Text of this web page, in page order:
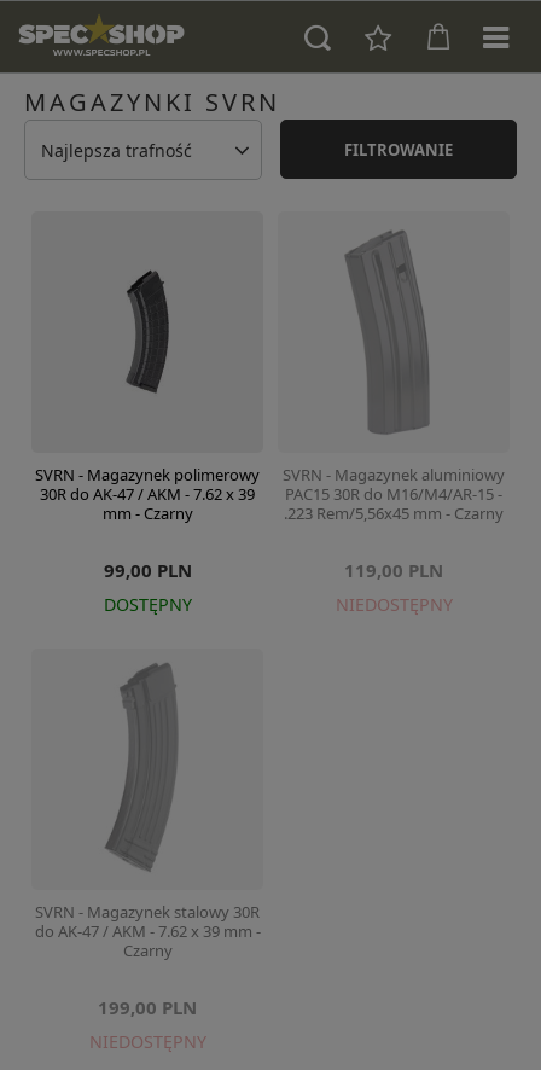
MAGAZYNKI SVRN
Najlepsza trafność FILTROWANIE
SVRN - Magazynek polimerowy
30R do AK-47 / AKM - 7.62 x 39
mm - Czarny
99,00 PLN
DOSTĘPNY
SVRN - Magazynek aluminiowy
PAC15 30R do M16/M4/AR-15 -
.223 Rem/5,56x45 mm - Czarny
119,00 PLN
NIEDOSTĘPNY
SVRN - Magazynek stalowy 30R
do AK-47 / AKM - 7.62 x 39 mm -
Czarny
199,00 PLN
NIEDOSTĘPNY